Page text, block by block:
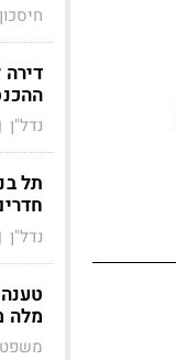
נדל"ן |
תל
חדרים מ-4.12
נדל"ן |
מלה
משפט